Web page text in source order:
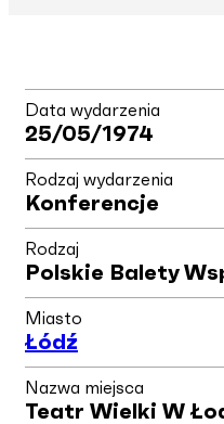
Data wydarzenia
25/05/1974
Rodzaj wydarzenia
Konferencje
Rodzaj
Polskie Balety
Miasto
Łódź
Nazwa miejsca
Teatr Wielki W